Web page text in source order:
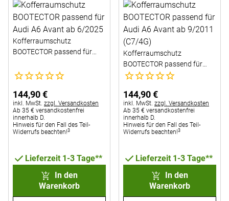
Kofferraumschutz
BOOTECTOR passend für
Noch keine Bewertungen abgegeben
144,90€
Steuerhinweis:
inkl. MwSt. zzgl. Versandkosten
Ab 35 € versandkostenfrei
innerhalb D.
Hinweis für den Fall des Teil-
Widerrufs beachten!3
Lieferzeit 1-3 Tage**
In den
Warenkorb
Kofferraumschutz
BOOTECTOR passend für
Audi A6 Avant ab 9/2011
Noch keine Bewertungen
144,90€
Steuerhinweis:
inkl. MwSt. zzgl. Versandkosten
Ab 35 € versandkostenfrei
innerhalb D.
Hinweis für den Fall des Teil-
Widerrufs beachten!3
Lieferzeit 1-3 Tage**
In den
Warenkorb